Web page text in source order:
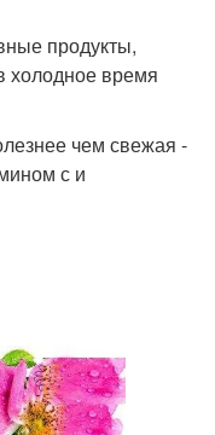
продукты,
холодное время
чем свежая -
с и